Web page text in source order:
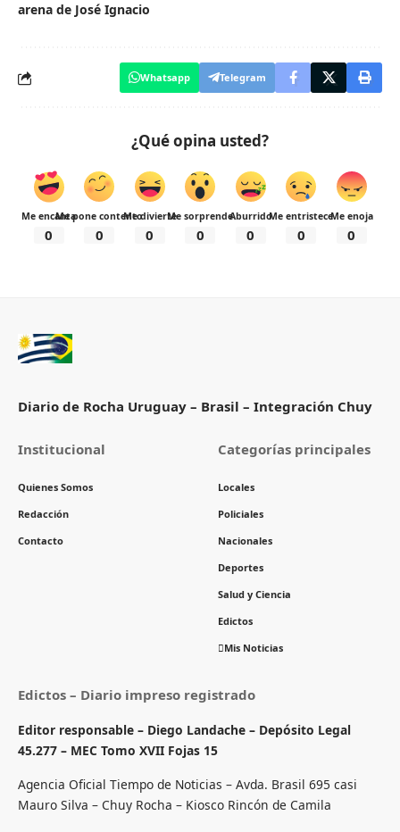
arena de José Ignacio
Whatsapp Telegram
¿Qué opina usted?
Me encanta
0
Me pone contento
0
Me divierte
0
Me sorprende
0
Aburrido
0
Me entristece
0
Me enoja
0
Diario de Rocha Uruguay – Brasil – Integración Chuy
Institucional
Quienes Somos
Redacción
Contacto
Categorías principales
Locales
Policiales
Nacionales
Deportes
Salud y Ciencia
Edictos
Mis Noticias
Edictos – Diario impreso registrado
Editor responsable – Diego Landache – Depósito Legal
45.277 – MEC Tomo XVII Fojas 15
Agencia Oficial Tiempo de Noticias – Avda. Brasil 695 casi
Mauro Silva – Chuy Rocha – Kiosco Rincón de Camila